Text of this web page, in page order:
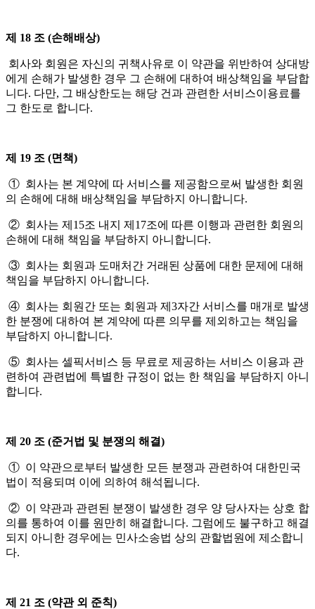
제 18 조 (손해배상)
회사와 회원은 자신의 귀책사유로 이 약관을 위반하여 상대방
에게 손해가 발생한 경우 그 손해에 대하여 배상책임을 부담합
니다. 다만, 그 배상한도는 해당 건과 관련한 서비스이용료를
그 한도로 합니다.
제 19 조 (면책)
① 회사는 본 계약에 따 서비스를 제공함으로써 발생한 회원
의 손해에 대해 배상책임을 부담하지 아니합니다.
② 회사는 제15조 내지 제17조에 따른 이행과 관련한 회원의
손해에 대해 책임을 부담하지 아니합니다.
③ 회사는 회원과 도매처간 거래된 상품에 대한 문제에 대해
책임을 부담하지 아니합니다.
④ 회사는 회원간 또는 회원과 제3자간 서비스를 매개로 발생
한 분쟁에 대하여 본 계약에 따른 의무를 제외하고는 책임을
부담하지 아니합니다.
⑤ 회사는 셀픽서비스 등 무료로 제공하는 서비스 이용과 관
련하여 관련법에 특별한 규정이 없는 한 책임을 부담하지 아니
합니다.
제 20 조 (준거법 및 분쟁의 해결)
① 이 약관으로부터 발생한 모든 분쟁과 관련하여 대한민국
법이 적용되며 이에 의하여 해석됩니다.
② 이 약관과 관련된 분쟁이 발생한 경우 양 당사자는 상호 합
의를 통하여 이를 원만히 해결합니다. 그럼에도 불구하고 해결
되지 아니한 경우에는 민사소송법 상의 관할법원에 제소합니
다.
제 21 조 (약관 외 준칙)